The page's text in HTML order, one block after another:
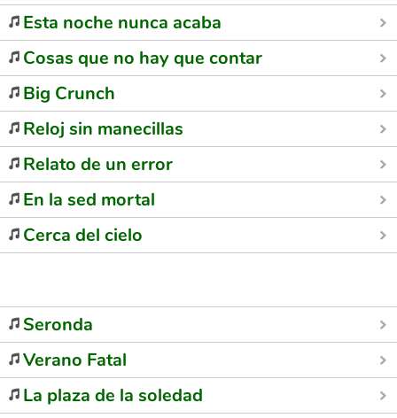
Esta noche nunca acaba
Cosas que no hay que contar
Big Crunch
Reloj sin manecillas
Relato de un error
En la sed mortal
Cerca del cielo
Seronda
Verano Fatal
La plaza de la soledad